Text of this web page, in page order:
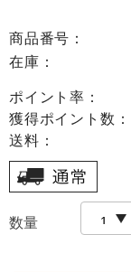
商品番号：
在庫：
ポイント率：
獲得ポイント数：
送料：
数量